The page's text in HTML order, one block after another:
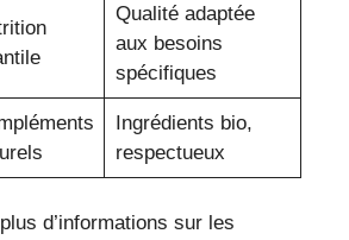
Qualité adaptée
aux besoins
spécifiques
Ingrédients bio,
respectueux
d’informations sur les